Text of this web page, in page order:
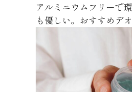
アルミニウムフリーで
も優しい。おすすめデ